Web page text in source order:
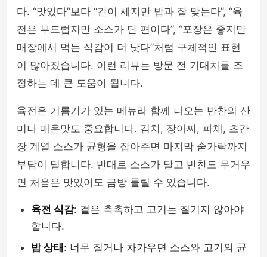
다. “맛있다”보다 “간이 세지만 밥과 잘 맞는다”, “육
전은 부드럽지만 소스가 단 편이다”, “포장은 좋지만
매장에서 먹는 식감이 더 낫다”처럼 구체적인 표현
이 많아졌습니다. 이런 리뷰는 방문 전 기대치를 조
정하는 데 큰 도움이 됩니다.
육전은 기름기가 있는 메뉴라 함께 나오는 반찬의 산
미나 매운맛도 중요합니다. 김치, 장아찌, 파채, 초간
장 계열 소스가 균형을 잡아주면 마지막 숟가락까지
부담이 덜합니다. 반대로 소스가 달고 반찬도 무거우
면 처음은 맛있어도 금방 물릴 수 있습니다.
육전 식감: 겉은 촉촉하고 고기는 질기지 않아야
합니다.
밥 상태 : 너무 질거나 차가우면 소스와 고기의 균